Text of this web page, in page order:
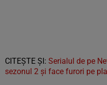
CITEȘTE ȘI: Serialul de pe
sezonul 2 și face furori pe